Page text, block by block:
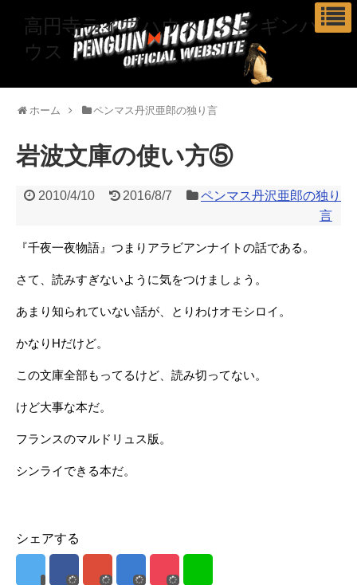
高円寺ライブハウス ペンギンハ
ウス
ホーム ペンマス丹沢亜郎の独り言
岩波文庫の使い方⑤
2010/4/10 2016/8/7
ペンマス丹沢亜郎の独り
言
『千夜一夜物語』つまりアラビアンナイトの話である。
さて、読みすぎないように気をつけましょう。
あまり知られていない話が、とりわけオモシロイ。
かなりHだけど。
この文庫全部もってるけど、読み切ってない。
けど大事な本だ。
フランスのマルドリュス版。
シンライできる本だ。
シェアする